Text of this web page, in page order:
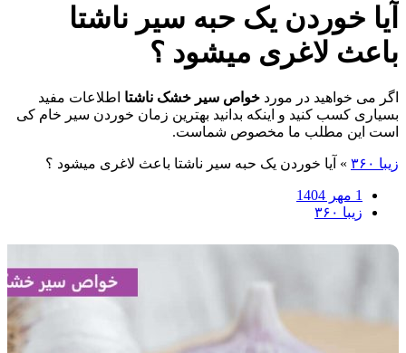
آیا خوردن یک حبه سیر ناشتا
باعث لاغری میشود ؟
اگر می خواهید در مورد خواص سیر خشک ناشتا اطلاعات مفید
بسیاری کسب کنید و اینکه بدانید بهترین زمان خوردن سیر خام کی
است این مطلب ما مخصوص شماست.
زیبا ۳۶۰ » آیا خوردن یک حبه سیر ناشتا باعث لاغری میشود ؟
1 مهر 1404
زیبا ۳۶۰